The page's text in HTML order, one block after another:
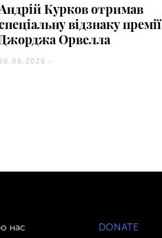
Курков отримав
відзнаку премії
Орвелла
26.06.2026 -
нас DONATE